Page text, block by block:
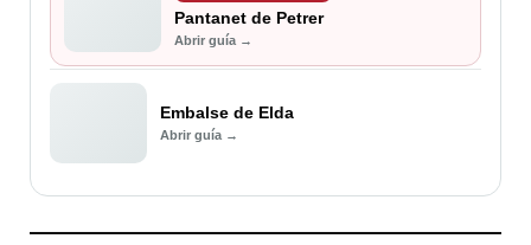
Pantanet de Petrer
Abrir guía →
Embalse de Elda
Abrir guía →